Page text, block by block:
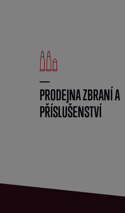
PRODEJNA ZBRANÍ A
PŘÍSLUŠENSTVÍ